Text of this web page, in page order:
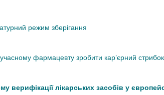
режим зберігання
фармацевту зробити кар’єрний стрибок
верифікації лікарських засобів у